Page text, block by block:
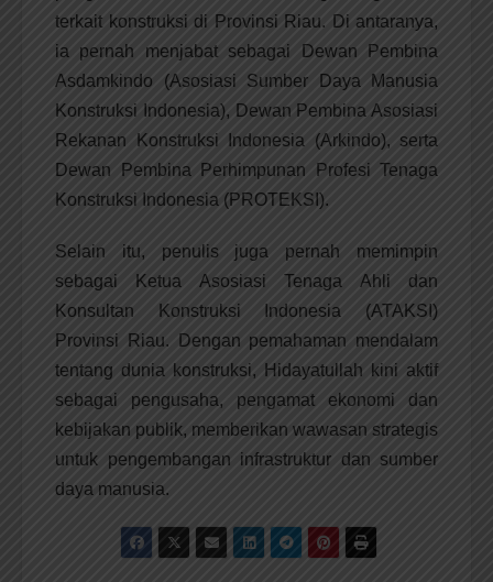
terkait konstruksi di Provinsi Riau. Di antaranya,
ia pernah menjabat sebagai Dewan Pembina
Asdamkindo (Asosiasi Sumber Daya Manusia
Konstruksi Indonesia), Dewan Pembina Asosiasi
Rekanan Konstruksi Indonesia (Arkindo), serta
Dewan Pembina Perhimpunan Profesi Tenaga
Konstruksi Indonesia (PROTEKSI).
Selain itu, penulis juga pernah memimpin
sebagai Ketua Asosiasi Tenaga Ahli dan
Konsultan Konstruksi Indonesia (ATAKSI)
Provinsi Riau. Dengan pemahaman mendalam
tentang dunia konstruksi, Hidayatullah kini aktif
sebagai pengusaha, pengamat ekonomi dan
kebijakan publik, memberikan wawasan strategis
untuk pengembangan infrastruktur dan sumber
daya manusia.